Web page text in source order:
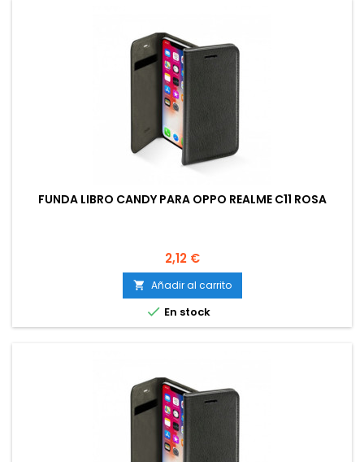
FUNDA LIBRO CANDY PARA OPPO REALME C11 ROSA
Precio
2,12 €
 Añadir al carrito
 En stock